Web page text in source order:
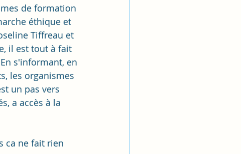
de formation
éthique et
Tiffreau et
il est tout à fait
s'informant, en
les organismes
un pas vers
a accès à la
ca ne fait rien